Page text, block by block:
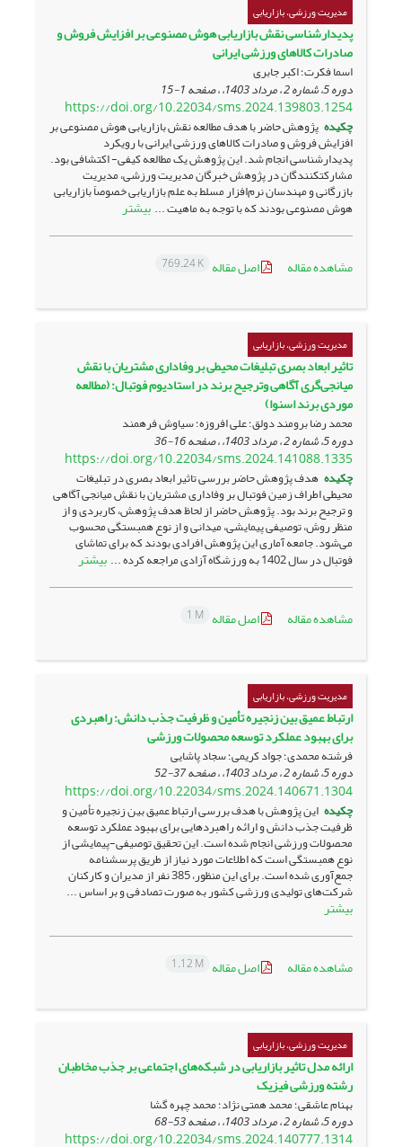
مدیریت ورزشی، بازاریابی
پدیدارشناسی نقش بازاریابی هوش مصنوعی بر افزایش فروش و
صادرات کالاهای ورزشی ایرانی
اسما فکرت؛ اکبر جابری
دوره 5، شماره 2 ، مرداد 1403، ، صفحه 1-15
https://doi.org/10.22034/sms.2024.139803.1254
چکیده پژوهش حاضر با هدف مطالعه‌‌ نقش بازاریابی هوش مصنوعی بر
افزایش فروش و صادرات کالاهای ورزشی ایرانی با رویکرد
پدیدارشناسی انجام شد. این پژوهش یک مطالعه‌ کیفی- اکتشافی بود.
مشارکت‏کنندگان در پژوهش خبرگان مدیریت ورزشی، مدیریت
بازرگانی و مهندسان نرم‌افزار مسلط به علم بازاریابی خصوصاً بازاریابی
هوش مصنوعی بودند که با توجه به ماهیت ... بیشتر
مشاهده مقاله اصل مقاله 769.24 K
مدیریت ورزشی، بازاریابی
تاثیر ابعاد بصری تبلیغات محیطی بر وفاداری مشتریان با نقش
میانجی‌گری آگاهی وترجیح برند در استادیوم فوتبال: (مطالعه
موردی برند اسنوا)
محمد رضا برومند دولق؛ علی افروزه؛ سیاوش فرهمند
دوره 5، شماره 2 ، مرداد 1403، ، صفحه 16-36
https://doi.org/10.22034/sms.2024.141088.1335
چکیده هدف پژوهش حاضر بررسی تاثیر ابعاد بصری در تبلیغات
محیطی اطراف زمین فوتبال بر وفاداری مشتریان با نقش میانجی آگاهی
و ترجیح برند بود. پژوهش حاضر از لحاظ هدف پژوهش، کاربردی و از
منظر روش، توصیفی پیمایشی، میدانی و از نوع همبستگی محسوب
می‌شود. جامعه آماری این پژوهش‌ افرادی بودند که برای تماشای
فوتبال در سال 1402 به ورزشگاه آزادی مراجعه کرده‌ ... بیشتر
مشاهده مقاله اصل مقاله 1 M
مدیریت ورزشی، بازاریابی
ارتباط عمیق بین زنجیره تأمین و ظرفیت جذب دانش: راهبردی
برای بهبود عملکرد توسعه محصولات ورزشی
فرشته محمدی؛ جواد کریمی؛ سجاد پاشایی
دوره 5، شماره 2 ، مرداد 1403، ، صفحه 37-52
https://doi.org/10.22034/sms.2024.140671.1304
چکیده این پژوهش با هدف بررسی ارتباط عمیق بین زنجیره تأمین و
ظرفیت جذب دانش و ارائه راهبردهایی برای بهبود عملکرد توسعه
محصولات ورزشی انجام شده است. این تحقیق توصیفی-پیمایشی از
نوع همبستگی است که اطلاعات مورد نیاز از طریق پرسشنامه
جمع‌آوری شده است. برای این منظور، 385 نفر از مدیران و کارکنان
شرکت‌های تولیدی ورزشی کشور به صورت تصادفی و بر اساس ...
بیشتر
مشاهده مقاله اصل مقاله 1.12 M
مدیریت ورزشی، بازاریابی
ارائه مدل تاثیر بازاریابی در شبکه‌های اجتماعی بر جذب مخاطبان
رشته ورزشی فیزیک
بهنام عاشقی؛ محمد همتی نژاد؛ محمد چهره گشا
دوره 5، شماره 2 ، مرداد 1403، ، صفحه 53-68
https://doi.org/10.22034/sms.2024.140777.1314